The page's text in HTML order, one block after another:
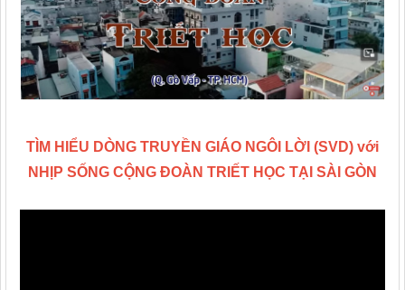
TÌM HIỂU DÒNG TRUYỀN GIÁO NGÔI LỜI (SVD) với
NHỊP SỐNG CỘNG ĐOÀN TRIẾT HỌC TẠI SÀI GÒN